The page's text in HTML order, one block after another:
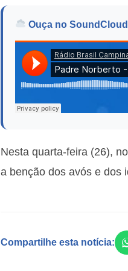
Ouça no
Nesta quarta-feira (26),
a benção dos avós e dos
Compartilhe esta notícia: